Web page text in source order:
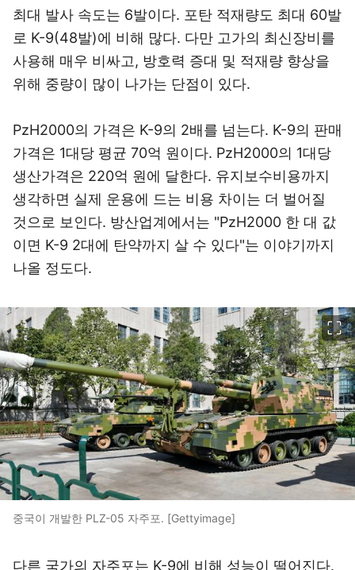
최대 발사 속도는 6발이다. 포탄 적재량도 최대 60발
로 K-9(48발)에 비해 많다. 다만 고가의 최신장비를
사용해 매우 비싸고, 방호력 증대 및 적재량 향상을
위해 중량이 많이 나가는 단점이 있다.
PzH2000의 가격은 K-9의 2배를 넘는다. K-9의 판매
가격은 1대당 평균 70억 원이다. PzH2000의 1대당
생산가격은 220억 원에 달한다. 유지보수비용까지
생각하면 실제 운용에 드는 비용 차이는 더 벌어질
것으로 보인다. 방산업계에서는 "PzH2000 한 대 값
이면 K-9 2대에 탄약까지 살 수 있다"는 이야기까지
나올 정도다.
중국이 개발한 PLZ-05 자주포. [Gettyimage]
다른 국가의 자주포는 K-9에 비해 성능이 떨어진다.